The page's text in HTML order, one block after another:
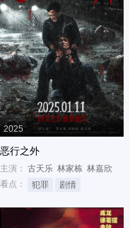
2025
恶行之外
主演： 古天乐 林家栋 林嘉欣
看点：
犯罪 剧情